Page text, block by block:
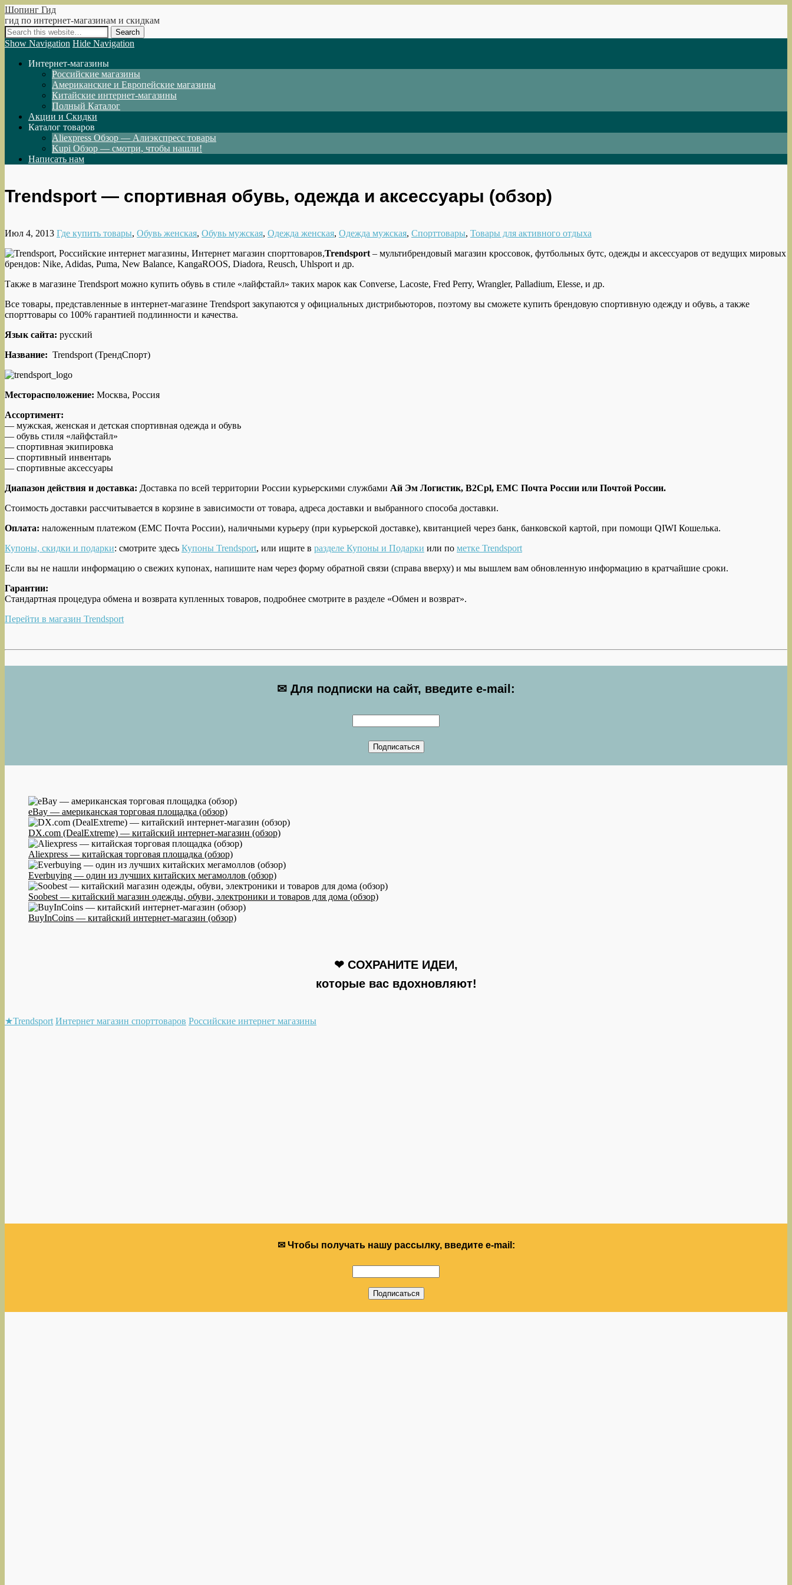
Шопинг Гид
гид по интернет-магазинам и скидкам
Show Navigation Hide Navigation
Интернет-магазины
Российские магазины
Американские и Европейские магазины
Китайские интернет-магазины
Полный Каталог
Акции и Скидки
Каталог товаров
Aliexpress Обзор — Алиэкспресс товары
Kupi Обзор — смотри, чтобы нашли!
Написать нам
Trendsport — спортивная обувь, одежда и аксессуары (обзор)
Июл 4, 2013 Где купить товары, Обувь женская, Обувь мужская, Одежда женская, Одежда мужская, Спорттовары, Товары для активного отдыха
Trendsport – мультибрендовый магазин кроссовок, футбольных бутс, одежды и аксессуаров от ведущих мировых
брендов: Nike, Adidas, Puma, New Balance, KangaROOS, Diadora, Reusch, Uhlsport и др.
Также в магазине Trendsport можно купить обувь в стиле «лайфстайл» таких марок как Converse, Lacoste, Fred Perry, Wrangler, Palladium, Elesse, и др.
Все товары, представленные в интернет-магазине Trendsport закупаются у официальных дистрибьюторов, поэтому вы сможете купить брендовую спортивную одежду и обувь, а также
спорттовары со 100% гарантией подлинности и качества.
Язык сайта: русский
Название: Trendsport (ТрендСпорт)
Месторасположение: Москва, Россия
Ассортимент:
— мужская, женская и детская спортивная одежда и обувь
— обувь стиля «лайфстайл»
— спортивная экипировка
— спортивный инвентарь
— спортивные аксессуары
Диапазон действия и доставка: Доставка по всей территории России курьерскими службами Ай Эм Логистик, B2Cpl, ЕМС Почта России или Почтой России.
Стоимость доставки рассчитывается в корзине в зависимости от товара, адреса доставки и выбранного способа доставки.
Оплата: наложенным платежом (ЕМС Почта России), наличными курьеру (при курьерской доставке), квитанцией через банк, банковской картой, при помощи QIWI Кошелька.
Купоны, скидки и подарки: смотрите здесь Купоны Trendsport, или ищите в разделе Купоны и Подарки или по метке Trendsport
Если вы не нашли информацию о свежих купонах, напишите нам через форму обратной связи (справа вверху) и мы вышлем вам обновленную информацию в кратчайшие сроки.
Гарантии:
Стандартная процедура обмена и возврата купленных товаров, подробнее смотрите в разделе «Обмен и возврат».
Перейти в магазин Trendsport
✉ Для подписки на сайт, введите e-mail:
eBay — американская торговая площадка (обзор)
DX.com (DealExtreme) — китайский интернет-магазин (обзор)
Aliexpress — китайская торговая площадка (обзор)
Everbuying — один из лучших китайских мегамоллов (обзор)
Soobest — китайский магазин одежды, обуви, электроники и товаров для дома (обзор)
BuyInCoins — китайский интернет-магазин (обзор)
❤ СОХРАНИТЕ ИДЕИ,
которые вас вдохновляют!
★Trendsport Интернет магазин спорттоваров Российские интернет магазины
✉ Чтобы получать нашу рассылку, введите e-mail: